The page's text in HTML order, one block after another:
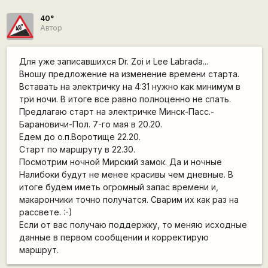
40°
Автор
Для уже записавшихся Dr. Zoi и Lee Labrada...
Вношу предложение на изменение времени старта.
Вставать на электричку на 4:31 нужно как минимум в
три ночи. В итоге все равно полноценно не спать.
Предлагаю старт на электричке Минск-Пасс.-
Барановичи-Пол. 7-го мая в 20.20.
Едем до о.п.Воротище 22.20.
Старт по маршруту в 22.30.
Посмотрим ночной Мирский замок. Да и ночные
Налибоки будут не менее красивы чем дневные. В
итоге будем иметь огромный запас времени и,
макарончики точно получатся. Сварим их как раз на
рассвете. :-)
Если от вас получаю поддержку, то меняю исходные
данные в первом сообщении и корректирую
маршрут.